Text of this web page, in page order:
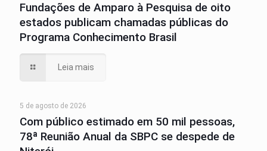
Fundações de Amparo à Pesquisa de oito
estados publicam chamadas públicas do
Programa Conhecimento Brasil
Leia mais
5 de agosto de 2026
Com público estimado em 50 mil pessoas,
78ª Reunião Anual da SBPC se despede de